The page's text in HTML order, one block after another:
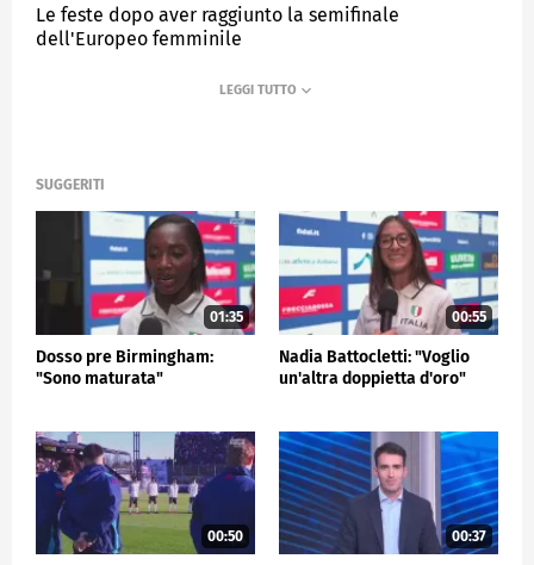
Le feste dopo aver raggiunto la semifinale
dell'Europeo femminile
SPORTMEDIASET
SUGGERITI
01:35
Dosso pre Birmingham:
"Sono maturata"
00:55
Nadia Battocletti: "Voglio
un'altra doppietta d'oro"
00:50 00:37